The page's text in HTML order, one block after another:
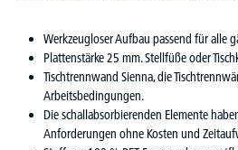
Werkzeugloser Aufbau passend für alle
Plattenstärke 25 mm. Stellfüße oder
Tischtrennwand Sienna, die
Arbeitsbedingungen.
Die schallabsorbierenden Elemente
Anforderungen ohne Kosten und